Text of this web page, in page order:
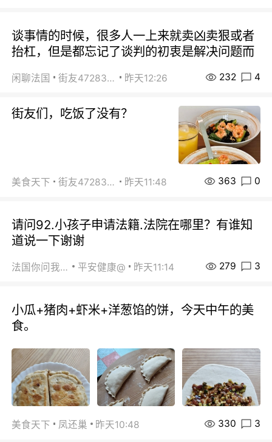
谈事情的时候，很多人一上来就卖凶卖狠或者
抬杠，但是都忘记了谈判的初衷是解决问题而
闲聊法国 街友472838572 昨天12:26 232 4
街友们，吃饭了没有？
美食天下 街友472838572 昨天11:48 363 0
请问92.小孩子申请法籍.法院在哪里？有谁知
道说一下谢谢
法国你问我答 平安健康@ 昨天11:14 279 3
小瓜+猪肉+虾米+洋葱馅的饼，今天中午的美
食。
美食天下 凤还巢 昨天10:48 330 3